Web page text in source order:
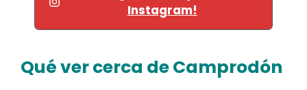
Instagram!
Qué ver cerca de Camprodón